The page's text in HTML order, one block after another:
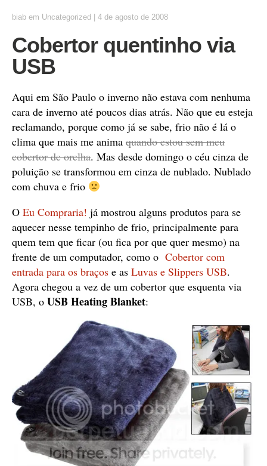
biab em Uncategorized 4 de agosto de 2008
Cobertor quentinho via
USB
Aqui em São Paulo o inverno não estava com nenhuma
cara de inverno até poucos dias atrás. Não que eu esteja
reclamando, porque como já se sabe, frio não é lá o
clima que mais me anima quando estou sem meu
cobertor de orelha. Mas desde domingo o céu cinza de
poluição se transformou em cinza de nublado. Nublado
com chuva e frio
O Eu Compraria! já mostrou alguns produtos para se
aquecer nesse tempinho de frio, principalmente para
quem tem que ficar (ou fica por que quer mesmo) na
frente de um computador, como o Cobertor com
entrada para os braços e as Luvas e Slippers USB.
Agora chegou a vez de um cobertor que esquenta via
USB, o USB Heating Blanket: